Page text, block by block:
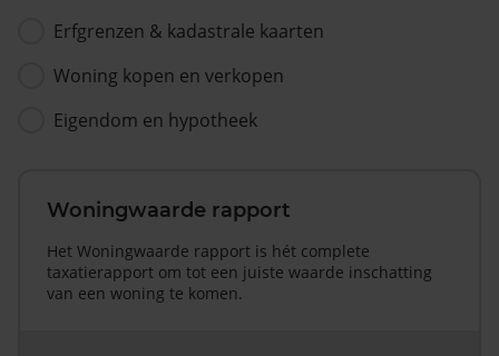
Erfgrenzen & kadastrale kaarten
Woning kopen en verkopen
Eigendom en hypotheek
Woningwaarde rapport
Het Woningwaarde rapport is hét complete
taxatierapport om tot een juiste waarde inschatting
van een woning te komen.